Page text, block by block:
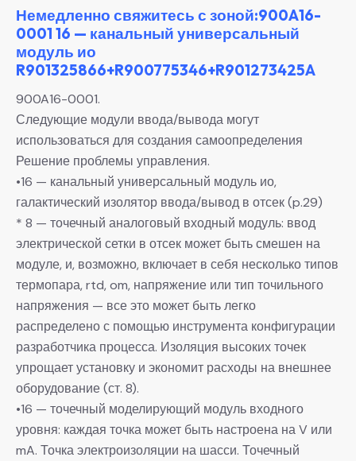
Немедленно свяжитесь с зоной:900A16-
0001 16 — канальный универсальный
модуль ио
R901325866+R900775346+R901273425A
900A16-0001.
Следующие модули ввода/вывода могут
использоваться для создания самоопределения
Решение проблемы управления.
•16 — канальный универсальный модуль ио,
галактический изолятор ввода/вывод в отсек (p.29)
* 8 — точечный аналоговый входный модуль: ввод
электрической сетки в отсек может быть смешен на
модуле, и, возможно, включает в себя несколько типов
термопара, rtd, om, напряжение или тип точильного
напряжения — все это может быть легко
распределено с помощью инструмента конфигурации
разработчика процесса. Изоляция высоких точек
упрощает установку и экономит расходы на внешнее
оборудование (ст. 8).
•16 — точечный моделирующий модуль входного
уровня: каждая точка может быть настроена на V или
mA. Точка электроизоляции на шасси. Точечный